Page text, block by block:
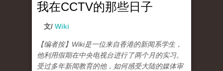
我在CCTV的那些日子
文/ Wiki
【编者按】Wiki是一位来自香港的新闻系学生，
他利用假期在中央电视台进行了两个月的实习。
受过多年新闻教育的他，如何感受大陆的媒体审